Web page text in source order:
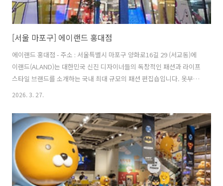
[서울 마포구] 에이랜드 홍대점
에이랜드 홍대점 - 주소 : 서울특별시 마포구 양화로16길 29 (서교동)에
이랜드(ALAND)는 대한민국 신진 디자이너들의 독창적인 패션과 라이프
스타일 브랜드를 소개하는 국내 최대 규모의 패션 편집숍입니다. 옷부터
문구까지 다양하고 힙한 아이템들을 한곳에서 경험하며 새로운 트렌드
11:30~22:30 - 판매품목 : 의류 - 매장안내 : 환급서비스 제공방식 : 사후
- 문의및안내 : 02-3210-5882 - 주차시설 : 불가능 - 화장실설명 : 없음 -
신용카드가능정보 : 가능 ◎ 반려동물 동반 여행 정보본 저작물은 '한국
관광공사'에서 '26년'작성하여 공공누리 제1유형으로 개방한 '국문 관광
정보 서비스'을 이용하였으며, ..
2026. 3. 27.